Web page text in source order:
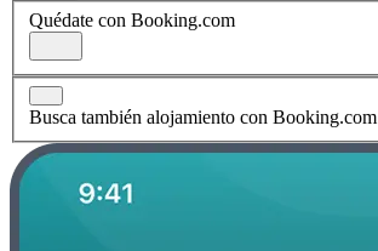
Quédate con Booking.com
Busca también alojamiento con Booking.com